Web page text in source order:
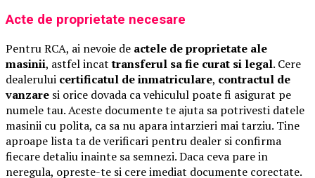
Acte de proprietate necesare
Pentru RCA, ai nevoie de actele de proprietate ale
masinii, astfel incattransferul sa fie curat si legal. Cere
dealerului certificatul de inmatriculare, contractul de
vanzare si orice dovada ca vehiculul poate fi asigurat pe
numele tau. Aceste documente te ajuta sa potrivesti datele
masinii cu polita, ca sa nu apara intarzieri mai tarziu. Tine
aproape lista ta de verificari pentru dealer si confirma
fiecare detaliu inainte sa semnezi. Daca ceva pare in
neregula, opreste-te si cere imediat documente corectate.